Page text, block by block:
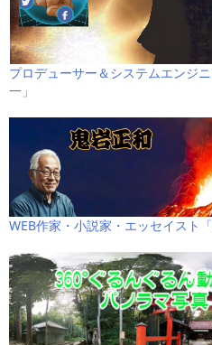
プロデューサー＆システムエンジ
一」
WEB作家・小説家・エッセイスト「